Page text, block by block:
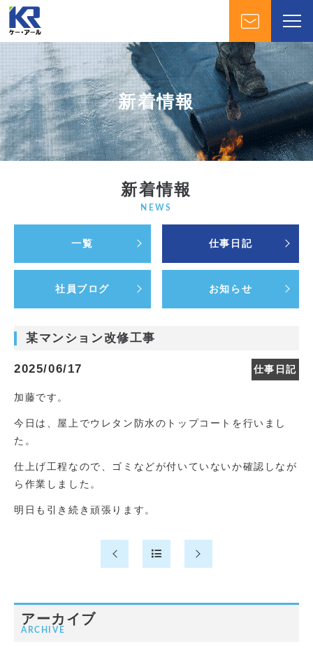
新着情報
新着情報
NEWS
一覧 仕事日記
社員ブログ お知らせ
某マンション改修工事
2025/06/17 仕事日記
加藤です。
今日は、屋上でウレタン防水のトップコートを行いまし
た。
仕上げ工程なので、ゴミなどが付いていないか確認しなが
ら作業しました。
明日も引き続き頑張ります。
アーカイブ
ARCHIVE